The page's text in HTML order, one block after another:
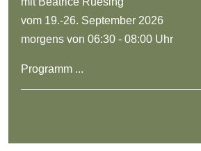
vom 19.-26. September 2026
morgens von 06:30 - 08:00 Uhr
Programm ...